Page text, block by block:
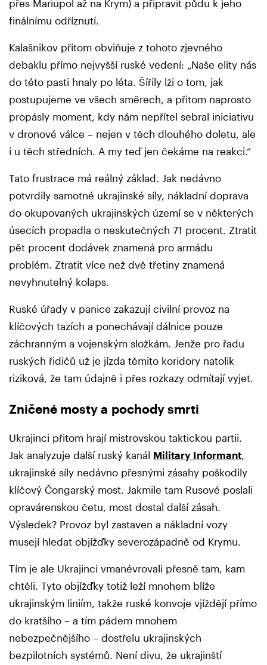
přes Mariupol až na Krym) a připravit půdu k jeho
finálnímu odříznutí.
Kalašnikov přitom obviňuje z tohoto zjevného
debaklu přímo nejvyšší ruské vedení: „Naše elity nás
do této pasti hnaly po léta. Šířily lži o tom, jak
postupujeme ve všech směrech, a přitom naprosto
propásly moment, kdy nám nepřítel sebral iniciativu
v dronové válce – nejen v těch dlouhého doletu, ale
i u těch středních. A my teď jen čekáme na reakci.“
Tato frustrace má reálný základ. Jak nedávno
potvrdily samotné ukrajinské síly, nákladní doprava
do okupovaných ukrajinských území se v některých
úsecích propadla o neskutečných 71 procent. Ztratit
pět procent dodávek znamená pro armádu
problém. Ztratit více než dvě třetiny znamená
nevyhnutelný kolaps.
Ruské úřady v panice zakazují civilní provoz na
klíčových tazích a ponechávají dálnice pouze
záchranným a vojenským složkám. Jenže pro řadu
ruských řidičů už je jízda těmito koridory natolik
riziková, že tam údajně i přes rozkazy odmítají vyjet.
Zničené mosty a pochody smrti
Ukrajinci přitom hrají mistrovskou taktickou partii.
Jak analyzuje další ruský kanál Military Informant
ukrajinské síly nedávno přesnými zásahy poškodily
klíčový Čongarský most. Jakmile tam Rusové poslali
opravárenskou četu, most dostal další zásah.
Výsledek? Provoz byl zastaven a nákladní vozy
musejí hledat objížďky severozápadně od Krymu.
Tím je ale Ukrajinci vmanévrovali přesně tam, kam
chtěli. Tyto objížďky totiž leží mnohem blíže
ukrajinským liniím, takže ruské konvoje vjíždějí přímo
do kratšího – a tím pádem mnohem
nebezpečnějšího – dostřelu ukrajinských
bezpilotních systémů. Není divu, že ukrajinští